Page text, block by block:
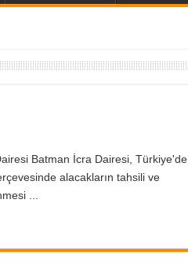
Batman İcra Dairesi, Türkiye'de
alacakların tahsili ve
...